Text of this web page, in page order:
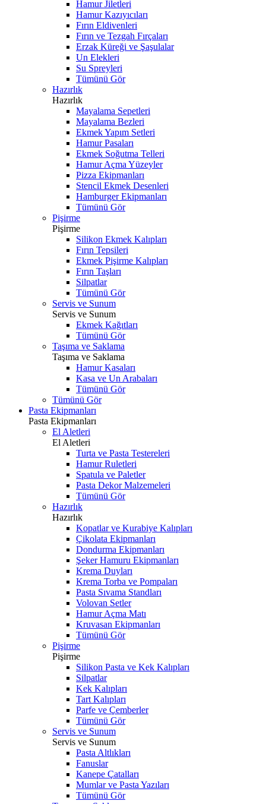
Hamur Jiletleri
Hamur Kazıyıcıları
Fırın Eldivenleri
Fırın ve Tezgah Fırçaları
Erzak Küreği ve Şaşulalar
Un Elekleri
Su Spreyleri
Tümünü Gör
Hazırlık
Hazırlık
Mayalama Sepetleri
Mayalama Bezleri
Ekmek Yapım Setleri
Hamur Pasaları
Ekmek Soğutma Telleri
Hamur Açma Yüzeyler
Pizza Ekipmanları
Stencil Ekmek Desenleri
Hamburger Ekipmanları
Tümünü Gör
Pişirme
Pişirme
Silikon Ekmek Kalıpları
Fırın Tepsileri
Ekmek Pişirme Kalıpları
Fırın Taşları
Silpatlar
Tümünü Gör
Servis ve Sunum
Servis ve Sunum
Ekmek Kağıtları
Tümünü Gör
Taşıma ve Saklama
Taşıma ve Saklama
Hamur Kasaları
Kasa ve Un Arabaları
Tümünü Gör
Tümünü Gör
Pasta Ekipmanları
Pasta Ekipmanları
El Aletleri
El Aletleri
Turta ve Pasta Testereleri
Hamur Ruletleri
Spatula ve Paletler
Pasta Dekor Malzemeleri
Tümünü Gör
Hazırlık
Hazırlık
Kopatlar ve Kurabiye Kalıpları
Çikolata Ekipmanları
Dondurma Ekipmanları
Şeker Hamuru Ekipmanları
Krema Duyları
Krema Torba ve Pompaları
Pasta Sıvama Standları
Volovan Setler
Hamur Açma Matı
Kruvasan Ekipmanları
Tümünü Gör
Pişirme
Pişirme
Silikon Pasta ve Kek Kalıpları
Silpatlar
Kek Kalıpları
Tart Kalıpları
Parfe ve Çemberler
Tümünü Gör
Servis ve Sunum
Servis ve Sunum
Pasta Altlıkları
Fanuslar
Kanepe Çatalları
Mumlar ve Pasta Yazıları
Tümünü Gör